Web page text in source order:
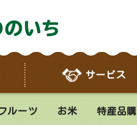
サービス
ルーツ お米 特産品